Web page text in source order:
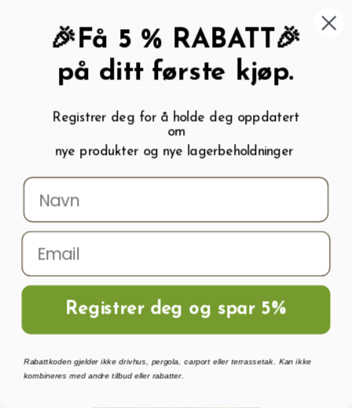
My wishlist ( 0
Menu Søk Logg inn Handlevogn
Hjem
🎉Få 5 % RABATT🎉
på ditt første kjøp.
Registrer deg for å holde deg oppdatert
om
nye produkter og nye lagerbeholdninger
Registrer deg og spar 5%
Rabattkoden gjelder ikke drivhus, pergola, carport eller terrassetak. Kan ikke
kombineres med andre tilbud eller rabatter.